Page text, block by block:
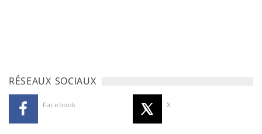
RÉSEAUX SOCIAUX
Facebook X